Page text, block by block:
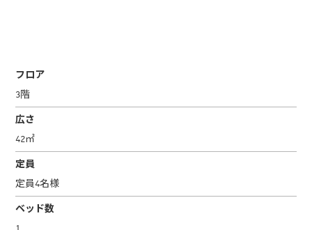
フロア
3階
広さ
42㎡
定員
定員4名様
ベッド数